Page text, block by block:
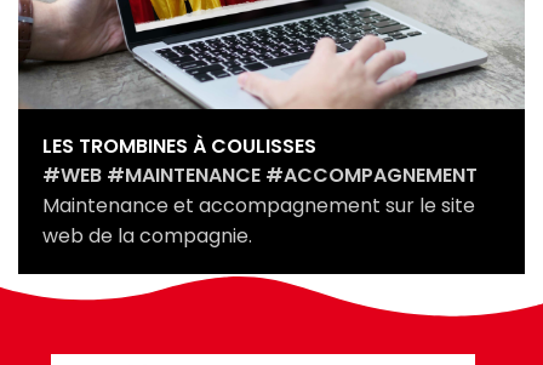
LES TROMBINES À COULISSES
#WEB #MAINTENANCE #ACCOMPAGNEMENT
Maintenance et accompagnement sur le site
web de la compagnie.